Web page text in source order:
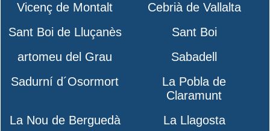
Vicenç de Montalt
Cebrià de Vallalta
Sant Boi de Lluçanès
Sant Boi
artomeu del Grau
Sabadell
Sadurní d´Osormort
La Pobla de
Claramunt
La Nou de Berguedà
La Llagosta